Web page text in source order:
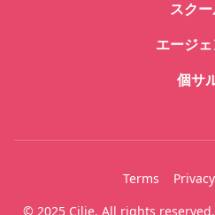
スク
エージェ
個サ
© 2025 Cilie. All rights
Terms Privacy